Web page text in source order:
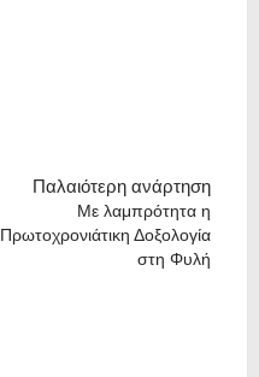
Παλαιότερη ανάρτηση
Με λαμπρότητα η
Πρωτοχρονιάτικη Δοξολογία
στη Φυλή